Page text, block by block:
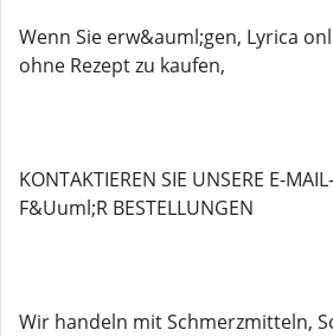
Wenn Sie erw&auml;gen, Lyrica
ohne Rezept zu kaufen,
KONTAKTIEREN SIE UNSERE E-
F&Uuml;R BESTELLUNGEN
Wir handeln mit Schmerzmitteln,